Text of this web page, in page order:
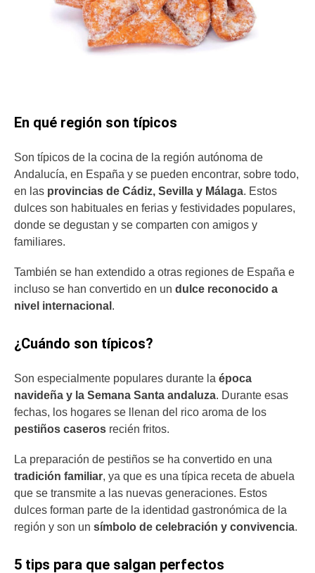
En qué región son típicos
Son típicos de la cocina de la región autónoma de
Andalucía, en España y se pueden encontrar, sobre todo,
en las provincias de Cádiz, Sevilla y Málaga. Estos
dulces son habituales en ferias y festividades populares,
donde se degustan y se comparten con amigos y
familiares.
También se han extendido a otras regiones de España e
incluso se han convertido en un dulce reconocido a
nivel internacional .
¿Cuándo son típicos?
Son especialmente populares durante la época
navideña y la Semana Santa andaluza. Durante esas
fechas, los hogares se llenan del rico aroma de los
pestiños caseros recién fritos.
La preparación de pestiños se ha convertido en una
tradición familiar, ya que es una típica receta de abuela
que se transmite a las nuevas generaciones. Estos
dulces forman parte de la identidad gastronómica de la
región y son un símbolo de celebración y convivencia.
5 tips para que salgan perfectos